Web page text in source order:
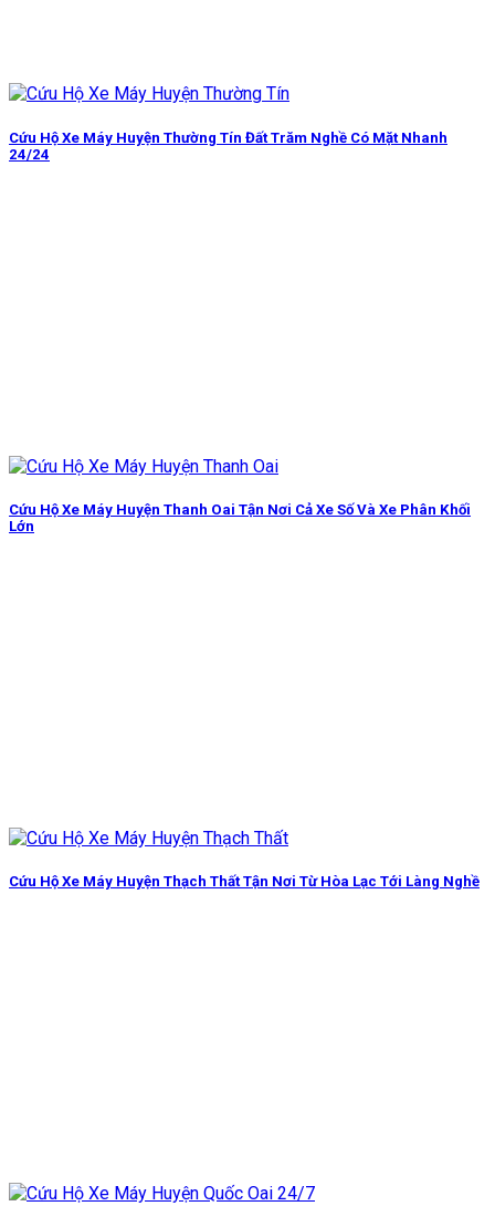
Cứu Hộ Xe Máy Huyện Thường Tín Đất Trăm Nghề Có Mặt Nhanh
24/24
Cứu Hộ Xe Máy Huyện Thanh Oai Tận Nơi Cả Xe Số Và Xe Phân Khối
Lớn
Cứu Hộ Xe Máy Huyện Thạch Thất Tận Nơi Từ Hòa Lạc Tới Làng Nghề